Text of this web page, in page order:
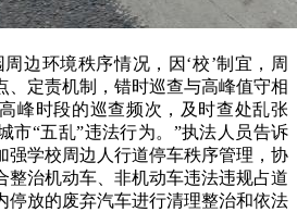
边环境秩序情况，因‘校’制宜，周
、定责机制，错时巡查与高峰值守相
峰时段的巡查频次，及时查处乱张
市“五乱”违法行为。”执法人员告诉
强学校周边人行道停车秩序管理，协
整治机动车、非机动车违法违规占道
停放的废弃汽车进行清理整治和依法